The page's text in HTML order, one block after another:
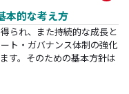
本的な考え方
られ、また持続的な成長と
ト・ガバナンス体制の強化
す。そのための基本方針は